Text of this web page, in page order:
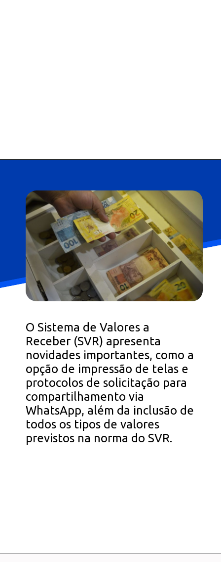
O Sistema de Valores a
Receber (SVR) apresenta
novidades importantes, como a
opção de impressão de telas e
protocolos de solicitação para
compartilhamento via
WhatsApp, além da inclusão de
todos os tipos de valores
previstos na norma do SVR.